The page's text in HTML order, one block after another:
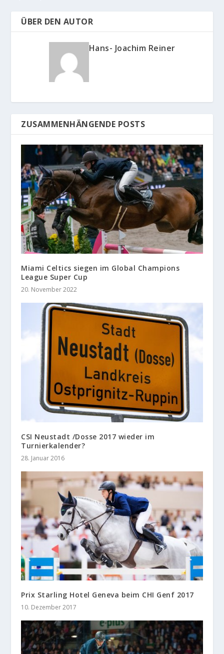
ÜBER DEN AUTOR
Hans- Joachim Reiner
ZUSAMMENHÄNGENDE POSTS
Miami Celtics siegen im Global Champions
League Super Cup
20. November 2022
CSI Neustadt /Dosse 2017 wieder im
Turnierkalender?
28. Januar 2016
Prix Starling Hotel Geneva beim CHI Genf 2017
10. Dezember 2017